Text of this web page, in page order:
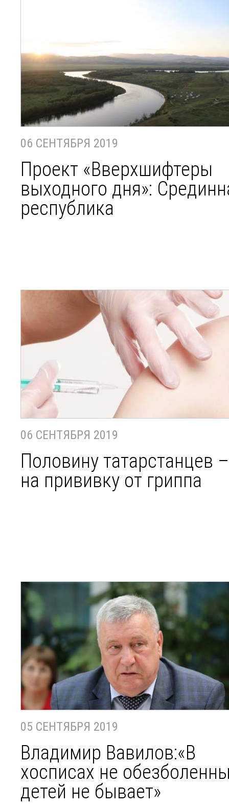
06 СЕНТЯБРЯ 2019
Проект «Вверхшифтеры
выходного дня»:
республика
06 СЕНТЯБРЯ 2019
Половину татарстанцев –
на прививку от гриппа
05 СЕНТЯБРЯ 2019
Владимир Вавилов:«В
хосписах не
детей не бывает»